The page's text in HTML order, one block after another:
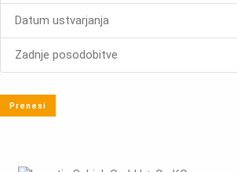
Datum ustvarjanja
Zadnje posodobitve
Prenesi